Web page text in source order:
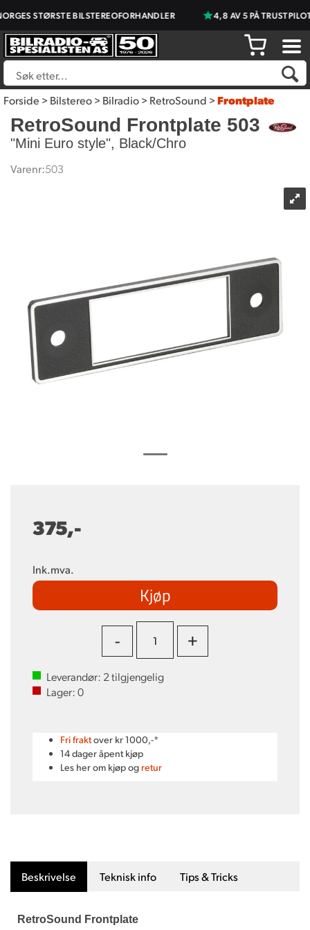
STØRSTE BILSTEREOFORHANDLER 4,8 AV 5 PÅ TRUSTPILOT
Forside>Bilstereo>Bilradio>RetroSound>Frontplate
RetroSound Frontplate 503
"Mini Euro style", Black/Chro
Varenr:503
375,-
Ink.mva.
Kjøp
- +
Leverandør: 2tilgjengelig
Lager:0
Fri fraktover kr 1000,-*
14 dager åpent kjøp
Les her om kjøp og retur
Beskrivelse Teknisk info Tips & Tricks
RetroSound Frontplate